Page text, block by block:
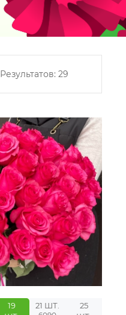
Результатов: 29
19
21 ШТ.
25